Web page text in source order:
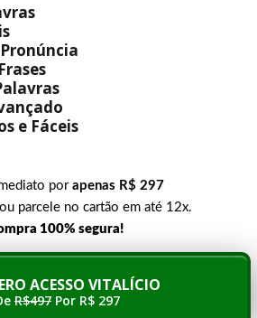
e Fáceis
por apenas R$ 297
parcele no cartão em até 12x.
100% segura!
ACESSO VITALÍCIO
R$497 Por R$ 297